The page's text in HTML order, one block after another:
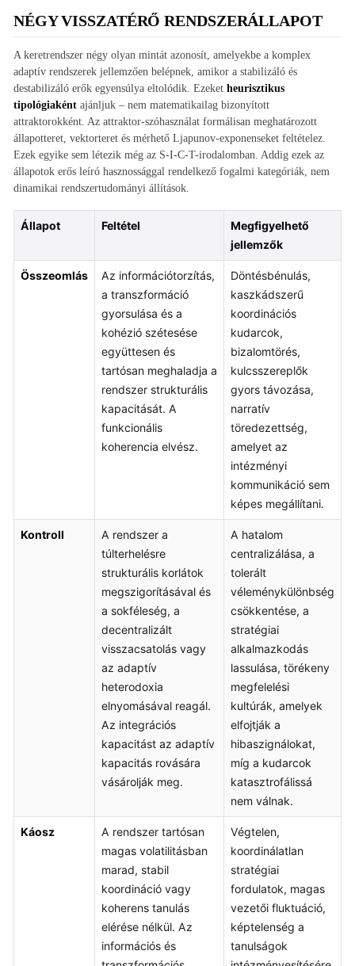
NÉGY VISSZATÉRŐ RENDSZERÁLLAPOT
A keretrendszer négy olyan mintát azonosít, amelyekbe a komplex
adaptív rendszerek jellemzően belépnek, amikor a stabilizáló és
destabilizáló erők egyensúlya eltolódik. Ezeket heurisztikus
tipológiakéntajánljuk – nem matematikailag bizonyított
attraktorokként. Az attraktor-szóhasználat formálisan meghatározott
állapotteret, vektorteret és mérhető Ljapunov-exponenseket feltételez.
Ezek egyike sem létezik még az S-I-C-T-irodalomban. Addig ezek az
állapotok erős leíró hasznossággal rendelkező fogalmi kategóriák, nem
dinamikai rendszertudományi állítások.
Állapot Feltétel
Megfigyelhető
jellemzők
Összeomlás
Az információtorzítás,
a transzformáció
gyorsulása és a
kohézió szétesése
együttesen és
tartósan meghaladja a
rendszer strukturális
kapacitását. A
funkcionális
koherencia elvész.
Döntésbénulás,
kaszkádszerű
koordinációs
kudarcok,
bizalomtörés,
kulcsszereplők
gyors távozása,
narratív
töredezettség,
amelyet az
intézményi
kommunikáció sem
képes megállítani.
Kontroll
A rendszer a
túlterhelésre
strukturális korlátok
megszigorításával és
a sokféleség, a
decentralizált
visszacsatolás vagy
az adaptív
heterodoxia
elnyomásával reagál.
Az integrációs
kapacitást az adaptív
kapacitás rovására
vásárolják meg.
A hatalom
centralizálása, a
tolerált
véleménykülönbség
csökkentése, a
stratégiai
alkalmazkodás
lassulása, törékeny
megfelelési
kultúrák, amelyek
elfojtják a
hibaszignálokat,
míg a kudarcok
katasztrofálissá
nem válnak.
Káosz
A rendszer tartósan
magas volatilitásban
marad, stabil
koordináció vagy
koherens tanulás
elérése nélkül. Az
információs és
Végtelen,
koordinálatlan
stratégiai
fordulatok, magas
vezetői fluktuáció,
képtelenség a
tanulságok